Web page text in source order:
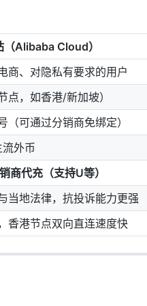
（Alibaba Cloud）
商、对隐私有要求的用户
点，如香港/新加坡）
（可通过分销商免绑定）
外币
商代充（支持U等）
当地法律，抗投诉能力更强
香港节点双向直连速度快